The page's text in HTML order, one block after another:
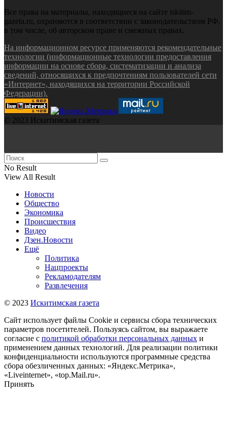
Все права на материалы, находящиеся на сайте iskitim-
gazeta.ru, охраняются в соответствии с законодательством РФ,
в том числе, об авторском праве и смежных правах.
На информационном ресурсе применяются рекомендательные
технологии (информационные технологии предоставления
информации на основе сбора, систематизации и анализа
сведений, относящихся к предпочтениям пользователей сети
«Интернет», находящихся на территории Российской
Федерации).
© 2023 Искитимская газета
No Result
View All Result
Новости
Общество
Экономика
Происшествия
Видео
Дзен.Новости
Ещё
Политика
Нацпроекты
Рекламодателям
Развлечения
© 2023 Искитимская газета
Сайт использует файлы Cookie и сервисы сбора технических
параметров посетителей. Пользуясь сайтом, вы выражаете
согласие с политикой обработки персональных данных и
применением данных технологий. Для реализации политики
конфиденциальности используются программные средства
сбора обезличенных данных: «Яндекс.Метрика»,
«Liveinternet», «top.Mail.ru».
Принять